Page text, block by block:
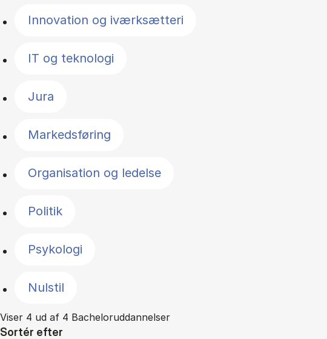
Innovation og iværksætteri
IT og teknologi
Jura
Markedsføring
Organisation og ledelse
Politik
Psykologi
Nulstil
Viser 4 ud af 4 Bacheloruddannelser
Sortér efter